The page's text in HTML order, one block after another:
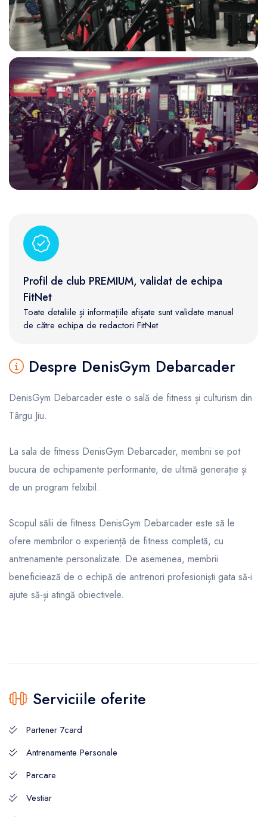
Profil de club PREMIUM, validat de echipa
FitNet
Toate detaliile și informațiile afișate sunt validate manual
de către echipa de redactori FitNet
Despre DenisGym Debarcader
DenisGym Debarcader este o sală de fitness și culturism din
Târgu Jiu.
La sala de fitness DenisGym Debarcader, membrii se pot
bucura de echipamente performante, de ultimă generație și
de un program felxibil.
Scopul sălii de fitness DenisGym Debarcader este să le
ofere membrilor o experiență de fitness completă, cu
antrenamente personalizate. De asemenea, membrii
beneficiează de o echipă de antrenori profesioniști gata să-i
ajute să-și atingă obiectivele.
Serviciile oferite
Partener 7card
Antrenamente Personale
Parcare
Vestiar